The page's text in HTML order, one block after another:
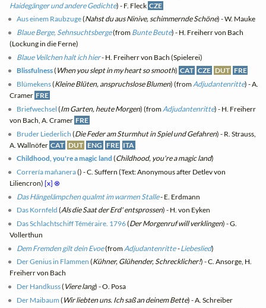
Haidegänger und andere Gedichte) - F. Fleck CZE
Aus einem Raubzuge(Nahst du aus Ninive, schimmernde Schöne) - W. Mauke
Blaue Berge, Sehnsuchtsberge(from Bunte Beute) - H. Freiherr von Bach
(Lockung in die Ferne)
Blaue Veilchen halt ich hier- H. Freiherr von Bach (Spielerei)
Blissfulness( When you slept in my heart so smooth) CAT CZE DUT FRE
Blümekens(Kleine Blüten, anspruchslose Blumen) (fromAdjudantenritte) - A.
Cramer FRE
Briefwechsel (Im Garten, heute Morgen) (from Adjudantenritte) - H. Freiherr
von Bach, A. Cramer FRE
Bruder Liederlich (Die Feder am Sturmhut in Spiel und Gefahren) - R. Strauss,
A. Wallnöfer CAT DUT ENG FRE ITA
Childhood, you're a magic land (Childhood, you're a magic land)
Correría mañanera() - C. Suffern (Text: Anonymous after Detlev von
Liliencron)[x] ⊗
Das Hängelämpchen qualmt im warmen Stalle- E. Erdmann
Das Kornfeld (Als die Saat der Erd' entsprossen) - H. von Eyken
Das Schlachtschiff Téméraire. 1796(Der Morgenruf will verklingen) - G.
Vollerthun
Dem Fremden gilt dein Evoe(from Adjudantenritte-Liebeslied)
Der Genius in Flammen (Kühner, Glühender, Schrecklicher!) - C. Ansorge, H.
Freiherr von Bach
Der Handkuss( Viere lang) - O. Posa
Der Maibaum ( Wir liebten uns. Ich saß an deinem Bette) - A. Schreiber